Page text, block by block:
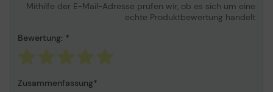
Mithilfe der E-Mail-Adresse prüfen wir, ob es sich um eine
echte Produktbewertung handelt
Bewertung:
Zusammenfassung